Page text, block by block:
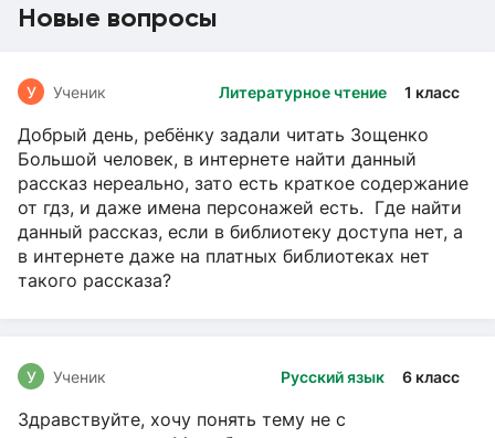
Новые вопросы
Литературное чтение 1 класс
У Ученик
Добрый день, ребёнку задали читать Зощенко
Большой человек, в интернете найти данный
рассказ нереально, зато есть краткое содержание
от гдз, и даже имена персонажей есть. Где найти
данный рассказ, если в библиотеку доступа нет, а
в интернете даже на платных библиотеках нет
такого рассказа?
Русский язык 6 класс
У Ученик
Здравствуйте, хочу понять тему не с